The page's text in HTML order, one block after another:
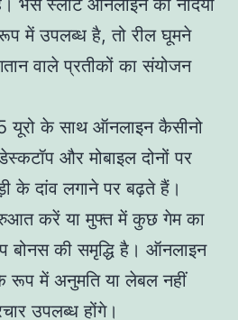
भैंस स्लॉट ऑनलाइन की नदियों
में उपलब्ध है, तो रील घूमने
वाले प्रतीकों का संयोजन
यूरो के साथ ऑनलाइन कैसीनो
और मोबाइल दोनों पर
के दांव लगाने पर बढ़ते हैं।
करें या मुफ्त में कुछ गेम का
बोनस की समृद्धि है। ऑनलाइन
रूप में अनुमति या लेबल नहीं
उपलब्ध होंगे।